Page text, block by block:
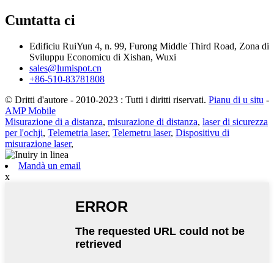
Cuntatta ci
Edificiu RuiYun 4, n. 99, Furong Middle Third Road, Zona di
Sviluppu Economicu di Xishan, Wuxi
sales@lumispot.cn
+86-510-83781808
© Dritti d'autore - 2010-2023 : Tutti i diritti riservati. Pianu di u situ -
AMP Mobile
Misurazione di a distanza, misurazione di distanza, laser di sicurezza
per l'ochji, Telemetria laser, Telemetru laser, Dispositivu di
misurazione laser,
Mandà un email
x